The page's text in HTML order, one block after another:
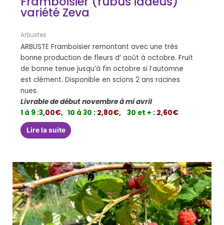
variété Zeva
Arbustes
ARBUSTE Framboisier remontant avec une très
bonne production de fleurs d’ août à octobre. Fruit
de bonne tenue jusqu’à fin octobre si l’automne
est clément. Disponible en scions 2 ans racines
nues.
Livrable de début novembre à mi avril
1 à 9 :3,00€,10 à 30 : 2,80€,30 et + : 2,60€
Lire la suite